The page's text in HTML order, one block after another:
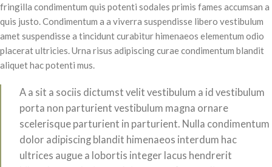
fringilla condimentum quis potenti sodales primis fames accumsan a
quis justo. Condimentum a a viverra suspendisse libero vestibulum
amet suspendisse a tincidunt curabitur himenaeos elementum odio
placerat ultricies. Urna risus adipiscing curae condimentum blandit
aliquet hac potenti mus.
A a sit a sociis dictumst velit vestibulum a id vestibulum
porta non parturient vestibulum magna ornare
scelerisque parturient in parturient. Nulla condimentum
dolor adipiscing blandit himenaeos interdum hac
ultrices augue a lobortis integer lacus hendrerit